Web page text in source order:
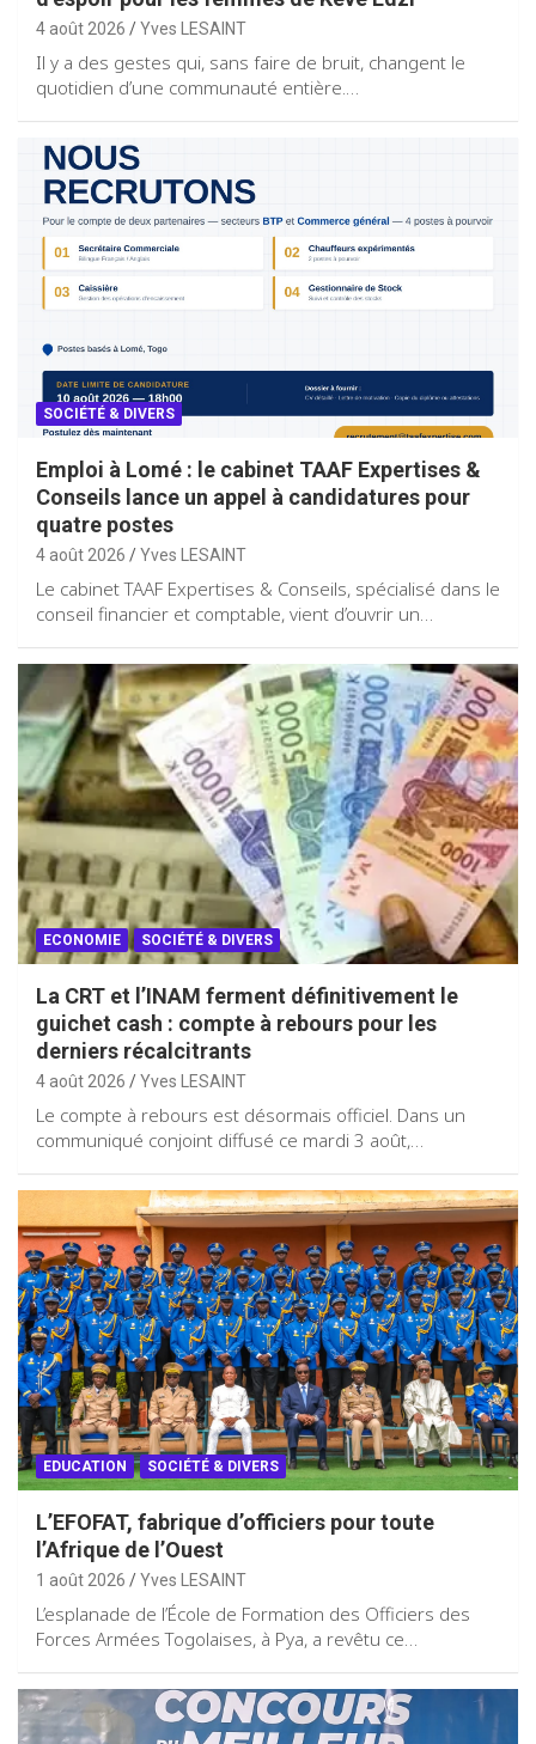
4 août 2026 Yves LESAINT
Il y a des gestes qui, sans faire de bruit, changent le
quotidien d’une communauté entière.…
SOCIÉTÉ & DIVERS
Emploi à Lomé : le cabinet TAAF Expertises &
Conseils lance un appel à candidatures pour
quatre postes
4 août 2026 Yves LESAINT
Le cabinet TAAF Expertises & Conseils, spécialisé dans le
conseil financier et comptable, vient d’ouvrir un…
ECONOMIE SOCIÉTÉ & DIVERS
La CRT et l’INAM ferment définitivement le
guichet cash : compte à rebours pour les
derniers récalcitrants
4 août 2026 Yves LESAINT
Le compte à rebours est désormais officiel. Dans un
communiqué conjoint diffusé ce mardi 3 août,…
EDUCATION SOCIÉTÉ & DIVERS
L’EFOFAT, fabrique d’officiers pour toute
l’Afrique de l’Ouest
1 août 2026 Yves LESAINT
L’esplanade de l’École de Formation des Officiers des
Forces Armées Togolaises, à Pya, a revêtu ce…